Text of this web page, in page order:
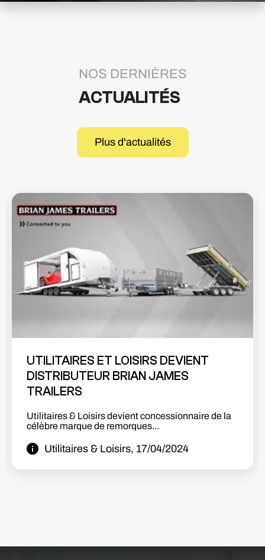
NOS DERNIÈRES
ACTUALITÉS
Plus d'actualités
SHOWROOM BETA EN PLACE!! 🚀🔥🤩
Nous sommes très heureux de vous présenter la
première partie de notre...
Utilitaires & Loisirs, 08/10/2023